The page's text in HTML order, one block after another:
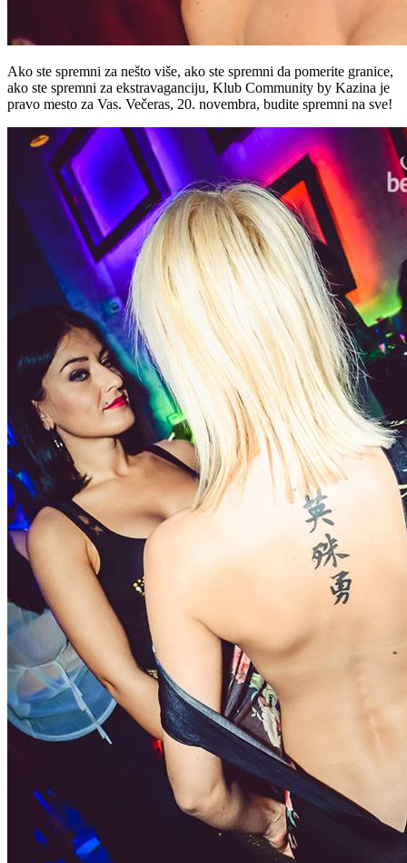
Ako ste spremni za nešto više, ako ste spremni da pomerite granice,
ako ste spremni za ekstravaganciju, Klub Community by Kazina je
pravo mesto za Vas. Večeras, 20. novembra, budite spremni na sve!